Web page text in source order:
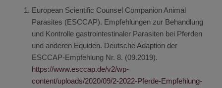
European Scientific Counsel Companion Animal
Parasites (ESCCAP). Empfehlungen zur Behandlung
und Kontrolle gastrointestinaler Parasiten bei Pferden
und anderen Equiden. Deutsche Adaption der
ESCCAP-Empfehlung Nr. 8. (09.2019).
https://www.esccap.de/v2/wp-
content/uploads/2020/09/2-2022-Pferde-Empfehlung-